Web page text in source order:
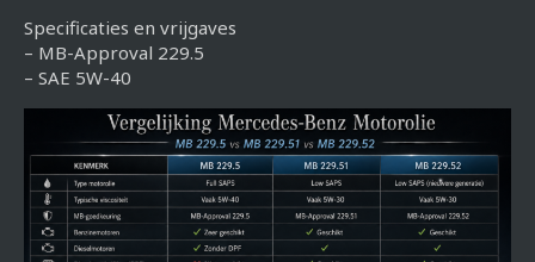
Specificaties en vrijgaves
– MB-Approval 229.5
– SAE 5W-40